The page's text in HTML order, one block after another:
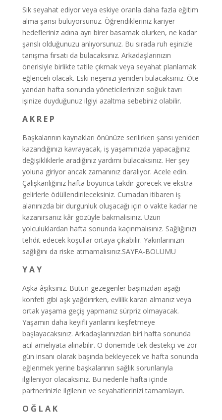
Sık seyahat ediyor veya eskiye oranla daha fazla eğitim
alma şansı buluyorsunuz. Öğrendikleriniz kariyer
hedefleriniz adına ayrı birer basamak olurken, ne kadar
şanslı olduğunuzu anlıyorsunuz. Bu sırada ruh eşinizle
tanışma fırsatı da bulacaksınız. Arkadaşlarınızın
önerisiyle birlikte tatile çıkmak veya seyahat planlamak
eğlenceli olacak. Eski neşenizi yeniden bulacaksınız. Öte
yandan hafta sonunda yöneticilerinizin soğuk tavrı
işinize duyduğunuz ilgiyi azaltma sebebiniz olabilir.
A K R E P
Başkalarının kaynakları önünüze serilirken şansı yeniden
kazandığınızı kavrayacak, iş yaşamınızda yapacağınız
değişikliklerle aradığınız yardımı bulacaksınız. Her şey
yoluna giriyor ancak zamanınız daralıyor. Acele edin.
Çalışkanlığınız hafta boyunca takdir görecek ve ekstra
gelirlerle ödüllendirileceksiniz. Cumadan itibaren iş
alanınızda bir durgunluk oluşacağı için o vakte kadar ne
kazanırsanız kâr gözüyle bakmalısınız. Uzun
yolculuklardan hafta sonunda kaçınmalısınız. Sağlığınızı
tehdit edecek koşullar ortaya çıkabilir. Yakınlarınızın
sağlığını da riske atmamalısınız.SAYFA-BOLUMU
Y A Y
Aşka âşıksınız. Bütün gezegenler başınızdan aşağı
konfeti gibi aşk yağdırırken, evlilik kararı almanız veya
ortak yaşama geçiş yapmanız sürpriz olmayacak.
Yaşamın daha keyifli yanlarını keşfetmeye
başlayacaksınız. Arkadaşlarınızdan biri hafta sonunda
acil ameliyata alınabilir. O dönemde tek destekçi ve zor
gün insanı olarak başında bekleyecek ve hafta sonunda
eğlenmek yerine başkalarının sağlık sorunlarıyla
ilgileniyor olacaksınız. Bu nedenle hafta içinde
partnerinizle ilgilenin ve seyahatlerinizi tamamlayın.
O Ğ L A K